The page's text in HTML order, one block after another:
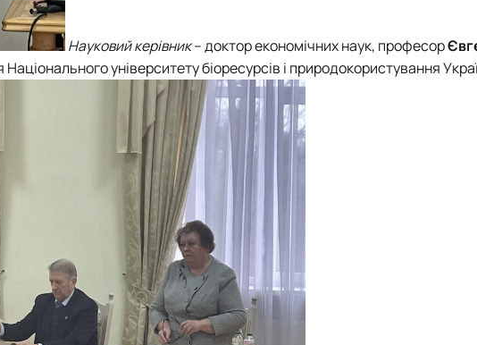
Науковий керівник– доктор економічних наук, професор
університету біоресурсів і природокористування